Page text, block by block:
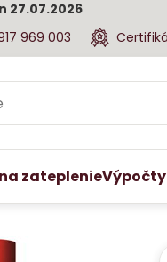
27.07.2026
969 003
zateplenie